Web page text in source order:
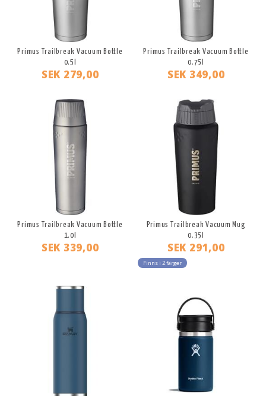
Primus Trailbreak Vacuum Bottle
0.5l
SEK 279,00
Primus Trailbreak Vacuum Bottle
0.75l
SEK 349,00
Primus Trailbreak Vacuum Bottle
1.0l
SEK 339,00
Primus Trailbreak Vacuum Mug
0.35l
SEK 291,00
Finns i 2 färger